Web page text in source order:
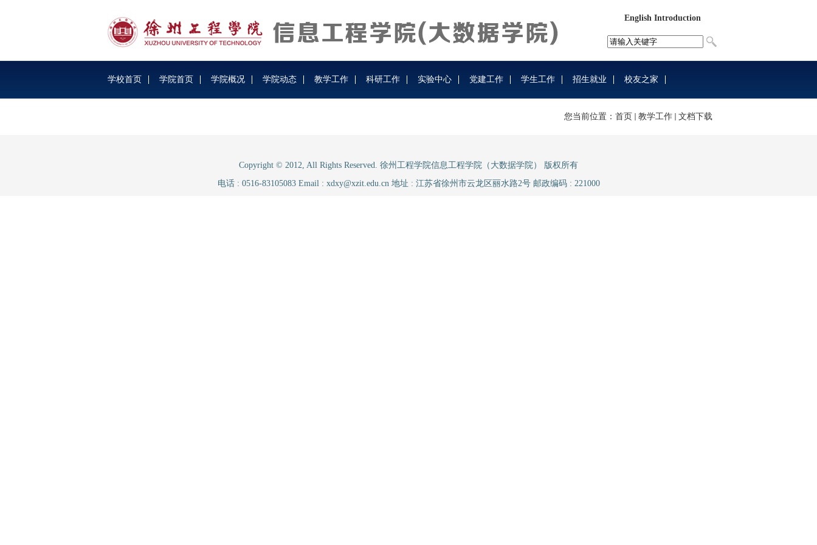
English Introduction
学校首页 学院首页 学院概况 学院动态 教学工作 科研工作 实验中心 党建工作 学生工作 招生就业 校友之家
您当前位置： 首页 教学工作 文档下载
Copyright © 2012, All Rights Reserved. 徐州工程学院信息工程学院（大数据学院） 版权所有
电话 : 0516-83105083 Email : xdxy@xzit.edu.cn 地址 : 江苏省徐州市云龙区丽水路2号 邮政编码 : 221000